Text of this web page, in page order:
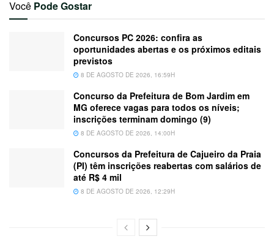
Você Pode Gostar
Concursos PC 2026: confira as
oportunidades abertas e os próximos editais
previstos
8 DE AGOSTO DE 2026, 16:59H
Concurso da Prefeitura de Bom Jardim em
MG oferece vagas para todos os níveis;
inscrições terminam domingo (9)
8 DE AGOSTO DE 2026, 14:00H
Concursos da Prefeitura de Cajueiro da Praia
(PI) têm inscrições reabertas com salários de
até R$ 4 mil
8 DE AGOSTO DE 2026, 12:29H